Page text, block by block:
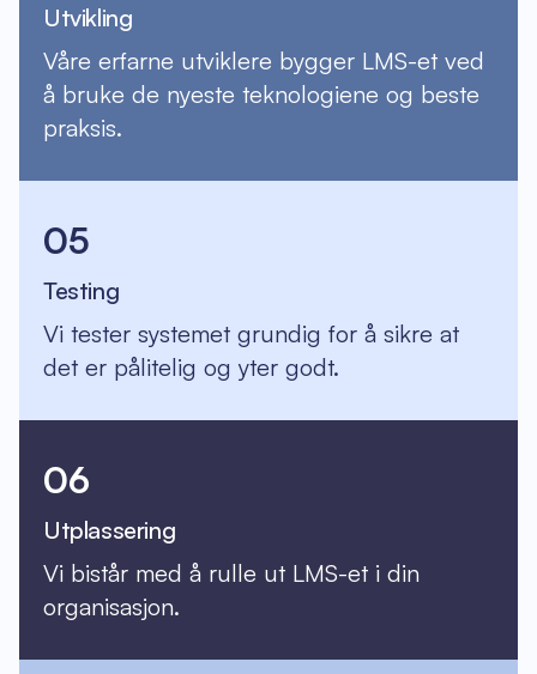
Utvikling
Våre erfarne utviklere bygger LMS-et ved
å bruke de nyeste teknologiene og beste
praksis.
05
Testing
Vi tester systemet grundig for å sikre at
det er pålitelig og yter godt.
06
Utplassering
Vi bistår med å rulle ut LMS-et i din
organisasjon.